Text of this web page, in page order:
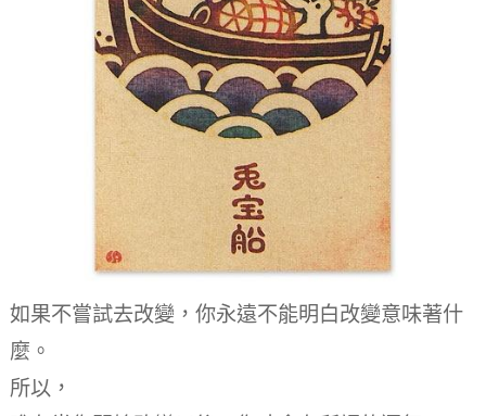
如果不嘗試去改變，你永遠不能明白改變意味著什
麼。
所以，